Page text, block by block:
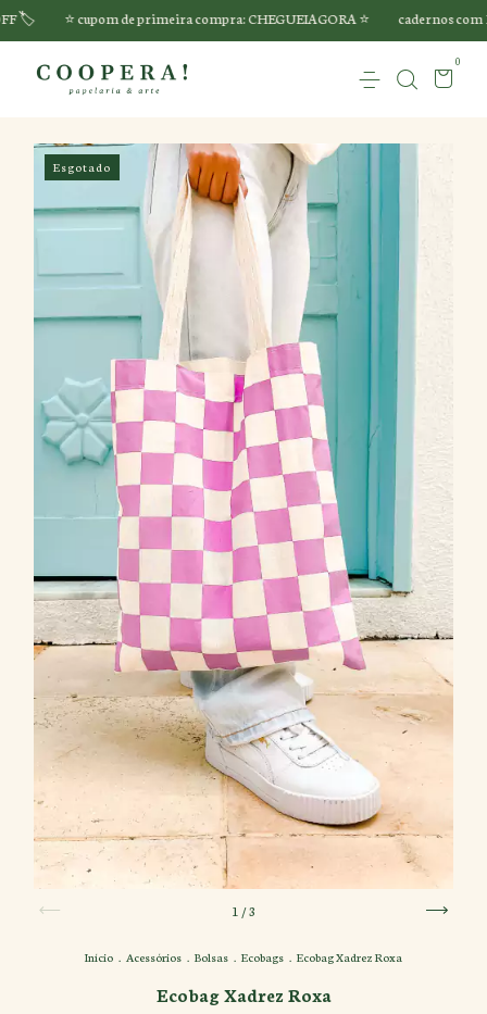
⭐️ cupom de primeira compra: CHEGUEIAGORA ⭐️ cadernos com
0
Esgotado
1 /3
Início . Acessórios . Bolsas . Ecobags . Ecobag Xadrez Roxa
Ecobag Xadrez Roxa